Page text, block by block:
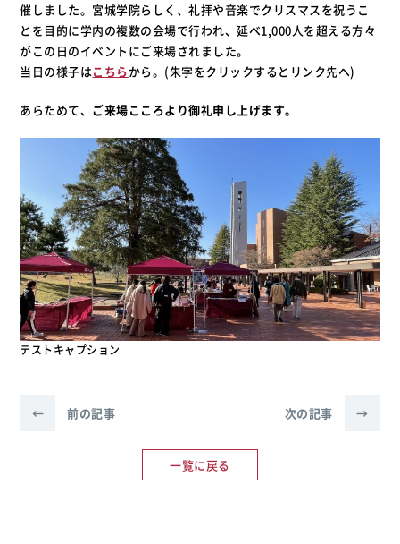
催しました。宮城学院らしく、礼拝や音楽でクリスマスを祝うこ
とを目的に学内の複数の会場で行われ、延べ1,000人を超える方々
がこの日のイベントにご来場されました。
当日の様子はこちらから。(朱字をクリックするとリンク先へ)
あらためて、 ご来場こころより御礼申し上げます。
テストキャプション
← 前の記事
一覧に戻る
次の記事 →